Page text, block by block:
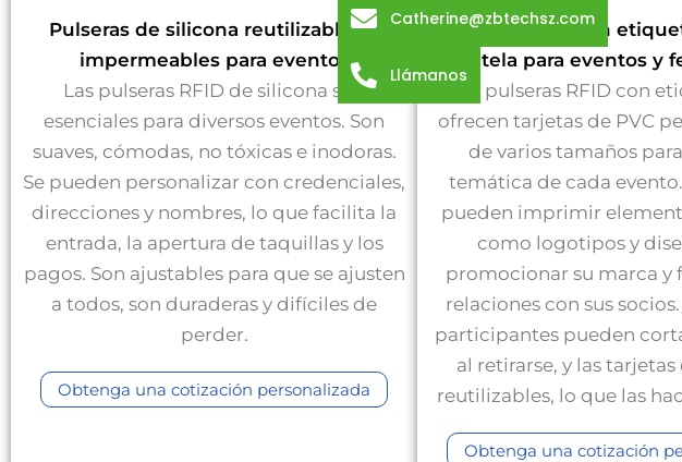
Pulseras de silicona reutilizables e
impermeables para eventos
Las pulseras RFID de silicona son
esenciales para diversos eventos. Son
suaves, cómodas, no tóxicas e inodoras.
Se pueden personalizar con credenciales,
direcciones y nombres, lo que facilita la
entrada, la apertura de taquillas y los
pagos. Son ajustables para que se ajusten
a todos, son duraderas y difíciles de
perder.
Obtenga una cotización personalizada
Pulseras RFID con
tela para eventos y
Las pulseras RFID con
ofrecen tarjetas de PVC
de varios tamaños
temática de cada
pueden imprimir
como logotipos y
promocionar su marca y
relaciones con sus
participantes pueden
al retirarse, y las tarjetas
reutilizables, lo que las
Obtenga una cotización
Catherine@zbtechsz.com
Llámanos